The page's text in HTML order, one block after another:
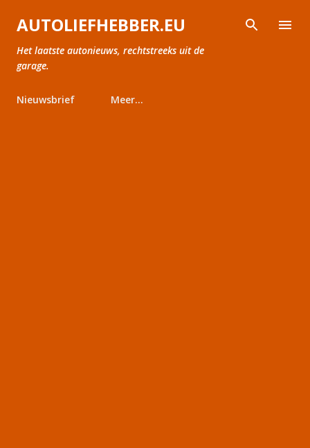
Doorgaan naar hoofdcontent
AUTOLIEFHEBBER.EU
Het laatste autonieuws, rechtstreeks uit de
garage.
Nieuwsbrief Meer…